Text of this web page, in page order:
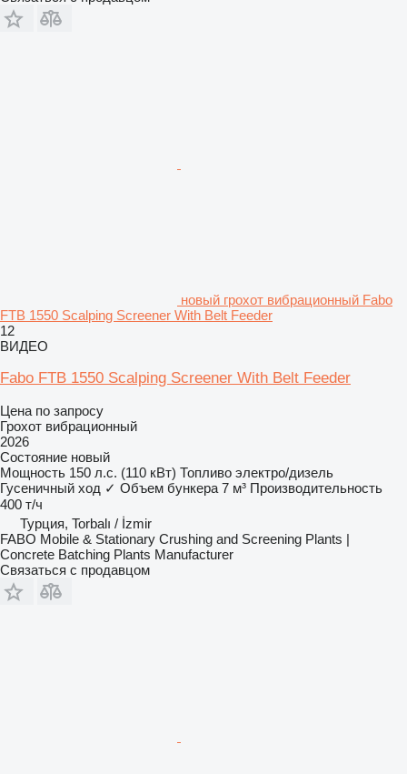
новый грохот вибрационный Fabo
FTB 1550 Scalping Screener With Belt Feeder
12
ВИДЕО
Fabo FTB 1550 Scalping Screener With Belt Feeder
Цена по запросу
Грохот вибрационный
2026
Состояние новый
Мощность 150 л.с. (110 кВт) Топливо электро/дизель
Гусеничный ход ✓ Объем бункера 7 м³ Производительность
400 т/ч
Турция, Torbalı / İzmir
FABO Mobile & Stationary Crushing and Screening Plants |
Concrete Batching Plants Manufacturer
Связаться с продавцом